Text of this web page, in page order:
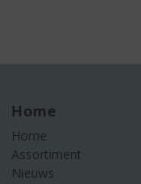
Home
Home
Assortiment
Nieuws